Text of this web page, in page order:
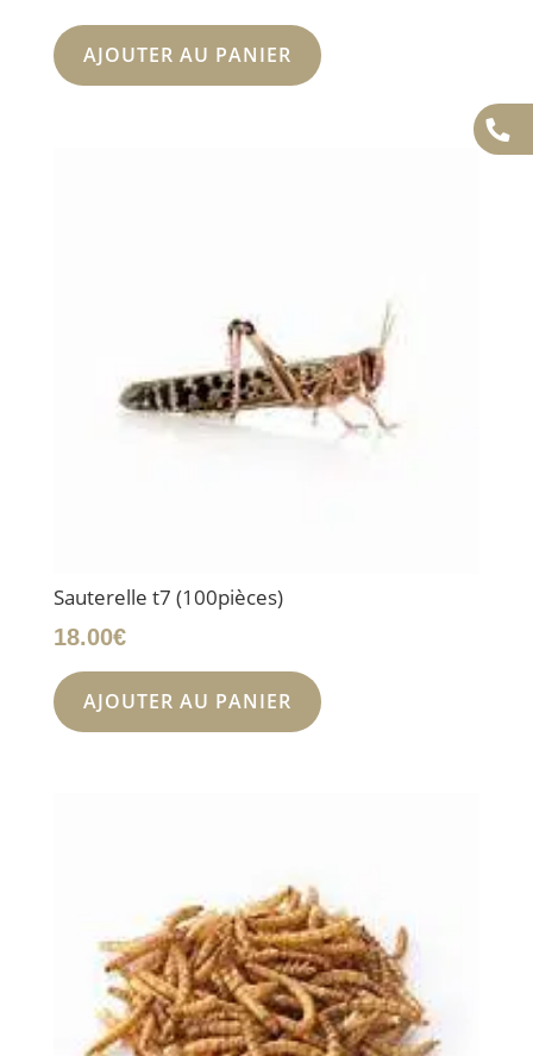
AJOUTER AU PANIER
Sauterelle t7 (100pièces)
18.00€
AJOUTER AU PANIER